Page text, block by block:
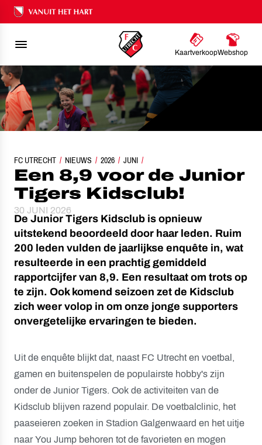
Ons nalatenschap
KaartverkoopWebshop
FC UTRECHT NIEUWS 2026 JUNI
EEN 8,9 VOOR DE JUNIOR TIGERS KIDSCLUB!
Een 8,9 voor de Junior
Tigers Kidsclub!
30 JUNI 2026
De Junior Tigers Kidsclub is opnieuw
uitstekend beoordeeld door haar leden. Ruim
200 leden vulden de jaarlijkse enquête in, wat
resulteerde in een prachtig gemiddeld
rapportcijfer van 8,9. Een resultaat om trots op
te zijn. Ook komend seizoen zet de Kidsclub
zich weer volop in om onze jonge supporters
onvergetelijke ervaringen te bieden.
Uit de enquête blijkt dat, naast FC Utrecht en voetbal,
gamen en buitenspelen de populairste hobby's zijn
onder de Junior Tigers. Ook de activiteiten van de
Kidsclub blijven razend populair. De voetbalclinic, het
paaseieren zoeken in Stadion Galgenwaard en het uitje
naar You Jump behoren tot de favorieten en mogen